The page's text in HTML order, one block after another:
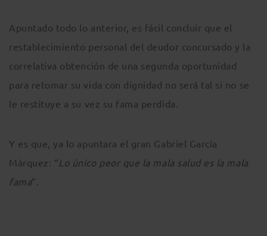
Apuntado todo lo anterior, es fácil concluir que el
restablecimiento personal del deudor concursado y la
correlativa obtención de una segunda oportunidad
para retomar su vida con dignidad no será tal si no se
le restituye a su vez su fama perdida.
Y es que, ya lo apuntara el gran Gabriel García
Márquez: “Lo único peor que la mala salud es la mala
fama”.